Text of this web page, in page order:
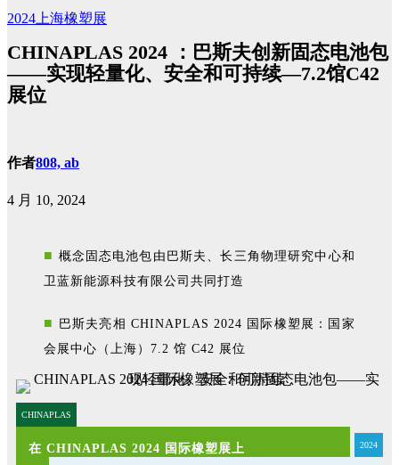
2024上海橡塑展
CHINAPLAS 2024 ：巴斯夫创新固态电池包
——实现轻量化、安全和可持续—7.2馆C42
展位
作者808, ab
4 月 10, 2024
■ 概念固态电池包由巴斯夫、长三角物理研究中心和
卫蓝新能源科技有限公司共同打造
■
巴斯夫亮相 CHINAPLAS 2024 国际橡塑展：国家
会展中心（上海）7.2 馆 C42 展位
CHINAPLAS
在 CHINAPLAS 2024 国际橡塑展上 2024